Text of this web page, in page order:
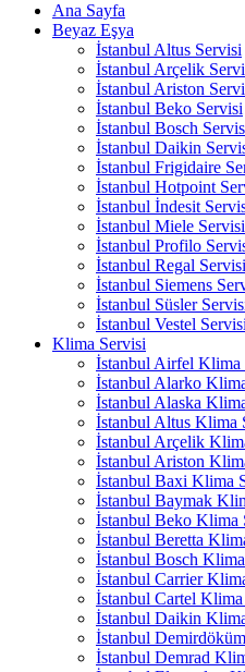
Ana Sayfa
Beyaz Eşya
İstanbul Altus Servisi
İstanbul Arçelik
İstanbul Ariston
İstanbul Beko Servisi
İstanbul Bosch
İstanbul Daikin
İstanbul Frigidaire
İstanbul Hotpoint
İstanbul İndesit
İstanbul Miele Servisi
İstanbul Profilo
İstanbul Regal Servisi
İstanbul Siemens
İstanbul Süsler
İstanbul Vestel Servisi
Klima Servisi
İstanbul Airfel Klima
İstanbul Alarko
İstanbul Alaska
İstanbul Altus Klima
İstanbul Arçelik
İstanbul Ariston
İstanbul Baxi Klima
İstanbul Baymak
İstanbul Beko Klima
İstanbul Beretta
İstanbul Bosch
İstanbul Carrier
İstanbul Cartel
İstanbul Daikin
İstanbul
İstanbul Demrad